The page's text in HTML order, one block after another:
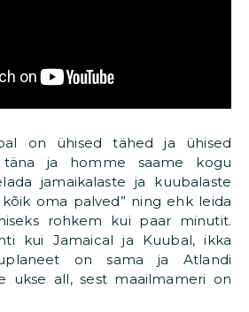
on ühised tähed ja ühised
täna ja homme saame kogu
jamaikalaste ja kuubalaste
kõik oma palved” ning ehk leida
rohkem kui paar minutit.
kui Jamaical ja Kuubal, ikka
on sama ja Atlandi
ukse all, sest maailmameri on